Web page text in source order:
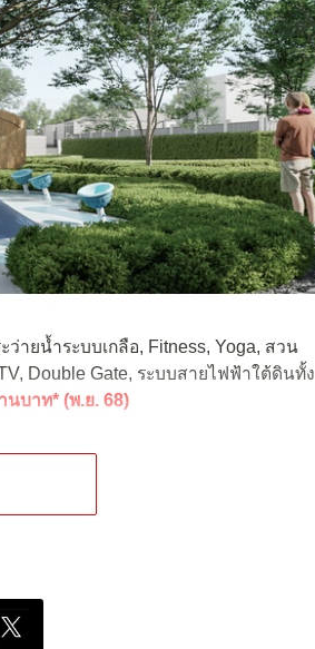
ว่ายน้ำระบบเกลือ, Fitness, Yoga, สวน
Double Gate, ระบบสายไฟฟ้าใต้ดินทั้ง
นบาท* (พ.ย. 68)